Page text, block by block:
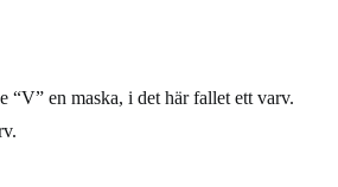
“V” en maska, i det här fallet ett varv.